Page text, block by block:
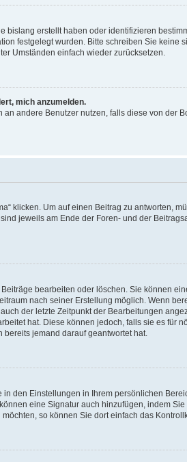
erstellt haben oder identifizieren
festgelegt wurden. Bitte schreiben Sie
Umständen einfach wieder zurücksetzen.
mich anzumelden.
andere Benutzer nutzen, falls diese von der
klicken. Um auf einen Beitrag zu antworten,
jeweils am Ende der Foren- und der
bearbeiten oder löschen. Sie können
nach seiner Erstellung möglich. Wenn
der letzte Zeitpunkt der Bearbeitungen
hat. Diese können jedoch, falls sie es für
jemand darauf geantwortet hat.
den Einstellungen in Ihrem persönlichen
eine Signatur auch hinzufügen, indem
so können Sie dort einfach das